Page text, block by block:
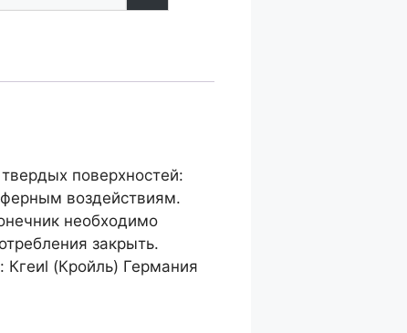
поверхностей:
воздействиям.
необходимо
закрыть.
Кгеиl (Кройль) Германия